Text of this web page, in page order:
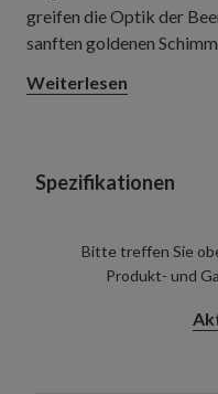
greifen die Optik der
sanften goldenen
Weiterlesen
Spezifikationen
Bitte treffen Sie
Produkt- und